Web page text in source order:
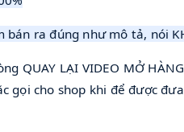
ra đúng như mô tả, nói
QUAY LẠI VIDEO MỞ
gọi cho shop khi để được